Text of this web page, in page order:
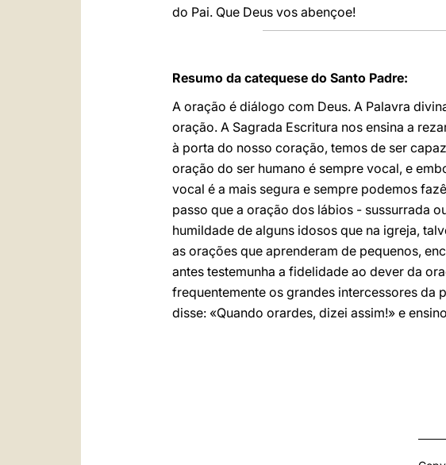
do Pai. Que Deus vos abençoe!
Resumo da catequese do Santo Padre:
A oração é diálogo com Deus. A Palavra
oração. A Sagrada Escritura nos ensina a
à porta do nosso coração, temos de ser
oração do ser humano é sempre vocal, e
vocal é a mais segura e sempre podemos
passo que a oração dos lábios - sussurrada
humildade de alguns idosos que na igreja,
as orações que aprenderam de pequenos,
antes testemunha a fidelidade ao dever da
frequentemente os grandes intercessores da
disse: «Quando orardes, dizei assim!» e